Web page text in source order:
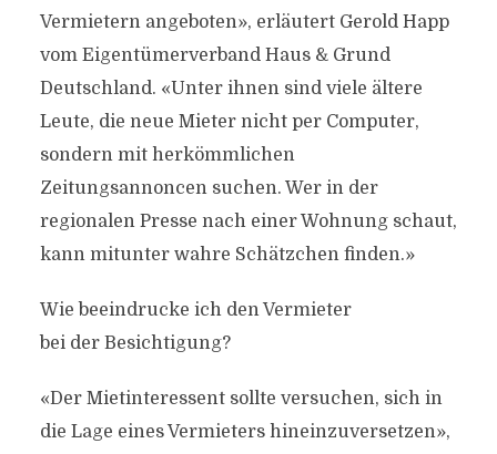
Vermietern angeboten», erläutert Gerold Happ
vom Eigentümerverband Haus & Grund
Deutschland. «Unter ihnen sind viele ältere
Leute, die neue Mieter nicht per Computer,
sondern mit herkömmlichen
Zeitungsannoncen suchen. Wer in der
regionalen Presse nach einer Wohnung schaut,
kann mitunter wahre Schätzchen finden.»
Wie beeindrucke ich den Vermieter
bei der Besichtigung?
«Der Mietinteressent sollte versuchen, sich in
die Lage eines Vermieters hineinzuversetzen»,